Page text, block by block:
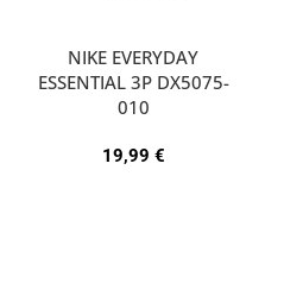
NIKE EVERYDAY
ESSENTIAL 3P DX5075-
010
19,99 €